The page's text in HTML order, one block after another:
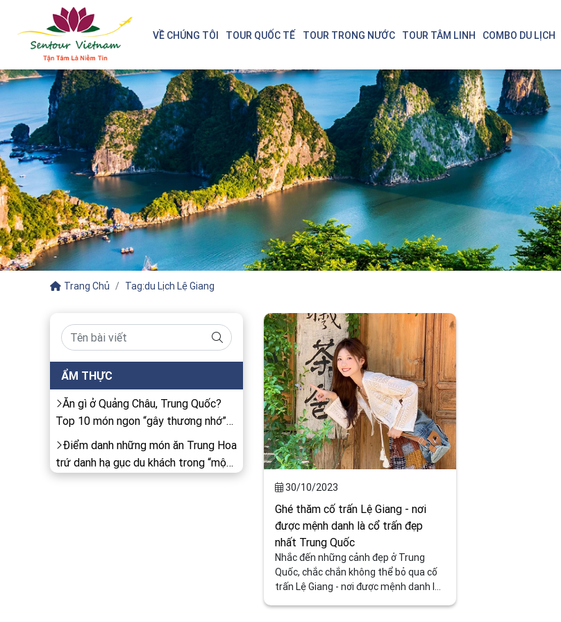
VỀ CHÚNG TÔI TOUR QUỐC TẾ TOUR TRONG NƯỚC TOUR TÂM LINH COMBO DU LỊCH
Singapore - Malaysia
Bali - Indonesia
Trang Chủ Tag:du Lịch Lệ Giang
ẨM THỰC
Ăn gì ở Quảng Châu, Trung Quốc?
Top 10 món ngon “gây thương nhớ”
nhất định phải thử!
Điểm danh những món ăn Trung Hoa
trứ danh hạ gục du khách trong “một
nốt nhạc”
30/10/2023
Ghé thăm cố trấn Lệ Giang - nơi
được mệnh danh là cổ trấn đẹp
nhất Trung Quốc
Nhắc đến những cảnh đẹp ở Trung
Quốc, chắc chắn không thể bỏ qua cố
trấn Lệ Giang - nơi được mệnh danh là